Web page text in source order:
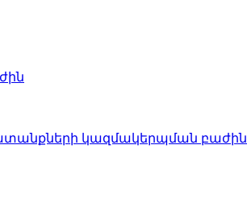
կազմակերպման բաժին